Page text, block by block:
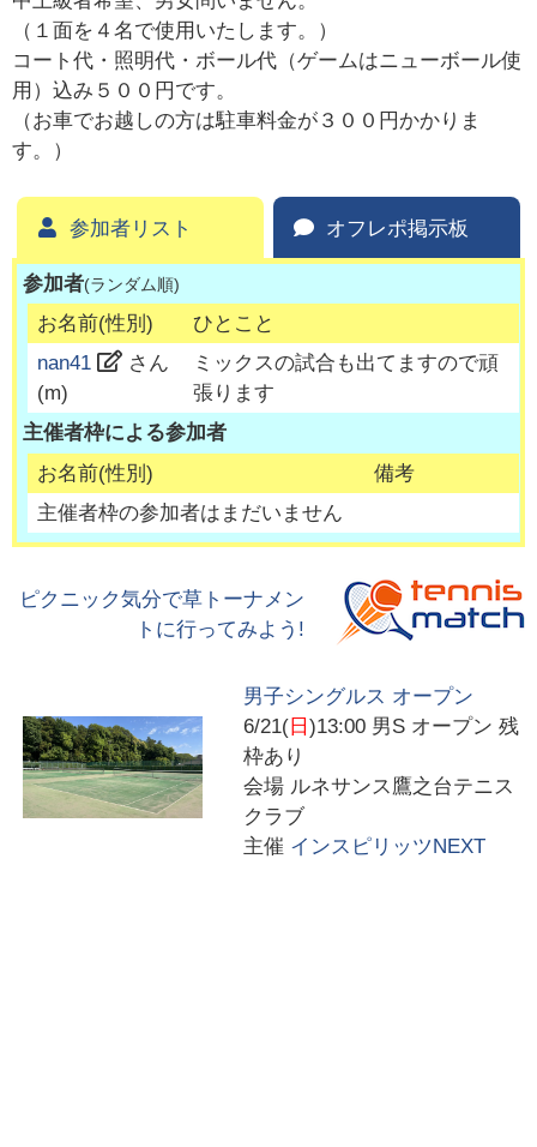
（１面を４名で使用いたします。）
コート代・照明代・ボール代（ゲームはニューボール使
用）込み５００円です。
（お車でお越しの方は駐車料金が３００円かかりま
す。）
参加者リスト オフレポ掲示板
参加者(ランダム順)
お名前(性別)
ひとこと
nan41
さん
(m)
ミックスの試合も出てますので頑
張ります
主催者枠による参加者
お名前(性別)
備考
主催者枠の参加者はまだいません
ピクニック気分で草トーナメン
トに行ってみよう!
男子シングルス オープン
6/21(日 )13:00 男S オープン 残
枠あり
会場 ルネサンス鷹之台テニス
クラブ
主催 インスピリッツNEXT